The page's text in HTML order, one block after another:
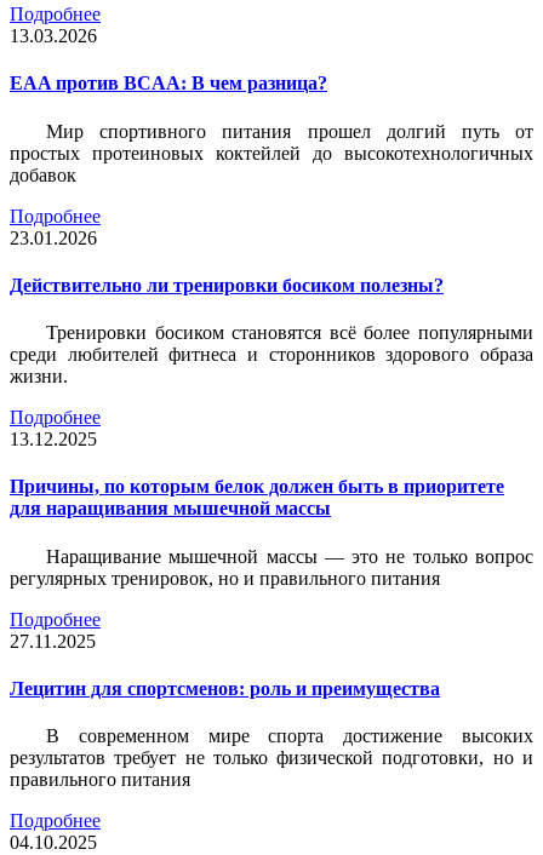
Подробнее
13.03.2026
EAA против BCAA: В чем разница?
Мир спортивного питания прошел долгий путь от
простых протеиновых коктейлей до высокотехнологичных
добавок
Подробнее
23.01.2026
Действительно ли тренировки босиком полезны?
Тренировки босиком становятся всё более популярными
среди любителей фитнеса и сторонников здорового образа
жизни.
Подробнее
13.12.2025
Причины, по которым белок должен быть в приоритете
для наращивания мышечной массы
Наращивание мышечной массы — это не только вопрос
регулярных тренировок, но и правильного питания
Подробнее
27.11.2025
Лецитин для спортсменов: роль и преимущества
В современном мире спорта достижение высоких
результатов требует не только физической подготовки, но и
правильного питания
Подробнее
04.10.2025